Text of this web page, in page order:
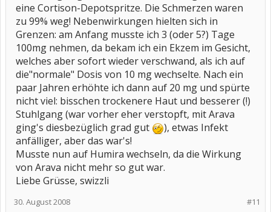
eine Cortison-Depotspritze. Die Schmerzen waren
zu 99% weg! Nebenwirkungen hielten sich in
Grenzen: am Anfang musste ich 3 (oder 5?) Tage
100mg nehmen, da bekam ich ein Ekzem im Gesicht,
welches aber sofort wieder verschwand, als ich auf
die"normale" Dosis von 10 mg wechselte. Nach ein
paar Jahren erhöhte ich dann auf 20 mg und spürte
nicht viel: bisschen trockenere Haut und besserer (!)
Stuhlgang (war vorher eher verstopft, mit Arava
ging's diesbezüglich grad gut
), etwas Infekt
anfälliger, aber das war's!
Musste nun auf Humira wechseln, da die Wirkung
von Arava nicht mehr so gut war.
Liebe Grüsse, swizzli
#11
30. August 2008